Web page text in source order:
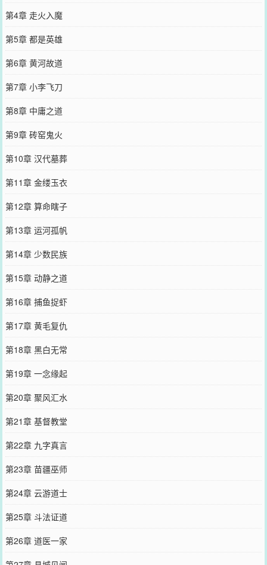
第4章 走火入魔
第5章 都是英雄
第6章 黄河故道
第7章 小李飞刀
第8章 中庸之道
第9章 砖窑鬼火
第10章 汉代墓葬
第11章 金缕玉衣
第12章 算命瞎子
第13章 运河孤帆
第14章 少数民族
第15章 动静之道
第16章 捕鱼捉虾
第17章 黄毛复仇
第18章 黑白无常
第19章 一念缘起
第20章 聚风汇水
第21章 基督教堂
第22章 九字真言
第23章 苗疆巫师
第24章 云游道士
第25章 斗法证道
第26章 道医一家